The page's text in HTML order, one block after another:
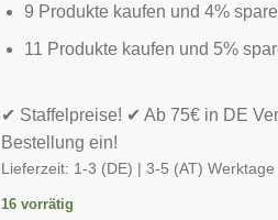
9 Produkte kaufen und 4%
11 Produkte kaufen und 5%
✔ Staffelpreise! ✔ Ab 75€ in DE
Bestellung ein!
Lieferzeit: 1-3 (DE) | 3-5 (AT) Werktage
16 vorrätig